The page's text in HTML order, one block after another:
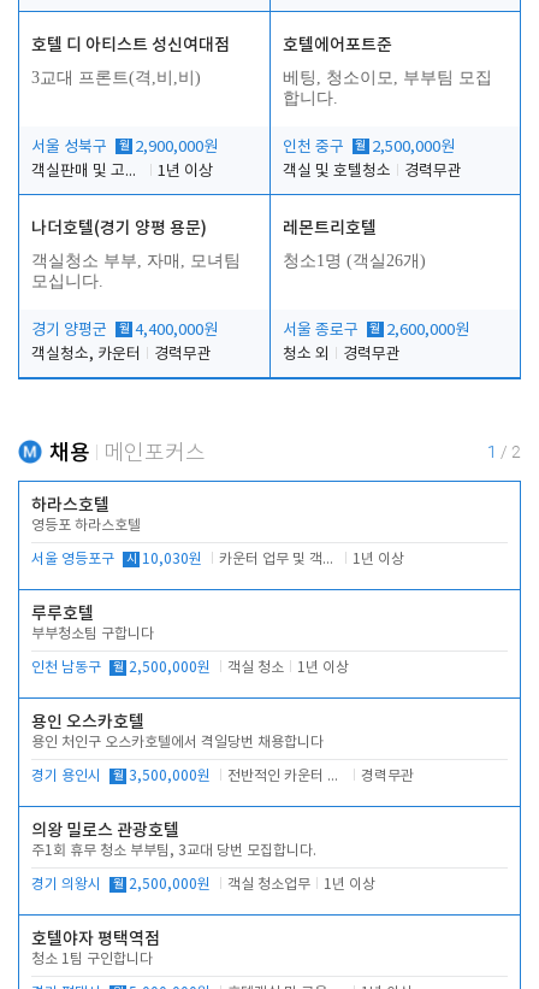
호텔 디 아티스트 성신여대점
3교대 프론트(격,비,비)
서울 성북구 월 2,900,000원
객실판매 및 고객응대
1년 이상
호텔에어포트준
베팅, 청소이모, 부부팀 모집
합니다.
인천 중구 월 2,500,000원
객실 및 호텔청소
경력무관
나더호텔(경기 양평 용문)
객실청소 부부, 자매, 모녀팀
모십니다.
경기 양평군 월 4,400,000원
객실청소, 카운터
경력무관
레몬트리호텔
청소1명 (객실26개)
서울 종로구 월 2,600,000원
청소 외
경력무관
채용 메인포커스 1 / 2
하라스호텔
영등포 하라스호텔
서울 영등포구 시 10,030원 카운터 업무 및 객실관리(청소상태 확인, 객실판매) 1년 이상
루루호텔
부부청소팀 구합니다
인천 남동구 월 2,500,000원 객실 청소 1년 이상
용인 오스카호텔
용인 처인구 오스카호텔에서 격일당번 채용합니다
경기 용인시 월 3,500,000원 전반적인 카운터 업무 경력무관
의왕 밀로스 관광호텔
주1회 휴무 청소 부부팀, 3교대 당번 모집합니다.
경기 의왕시 월 2,500,000원 객실 청소업무 1년 이상
호텔야자 평택역점
청소 1팀 구인합니다